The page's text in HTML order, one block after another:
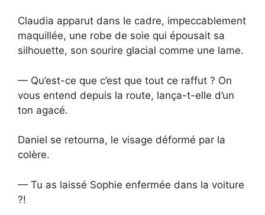
Claudia apparut dans le cadre, impeccablement
maquillée, une robe de soie qui épousait sa
silhouette, son sourire glacial comme une lame.
— Qu’est-ce que c’est que tout ce raffut ? On
vous entend depuis la route, lança-t-elle d’un
ton agacé.
Daniel se retourna, le visage déformé par la
colère.
— Tu as laissé Sophie enfermée dans la voiture
?!